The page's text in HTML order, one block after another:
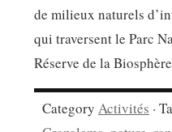
de milieux naturels
qui traversent le Parc
Réserve de la
Category Activités ·